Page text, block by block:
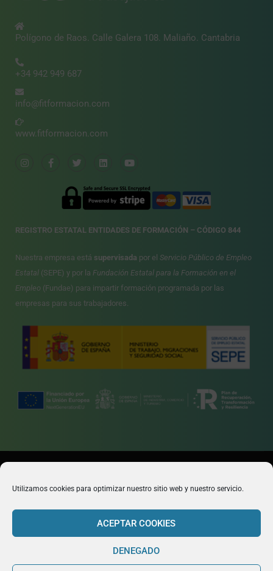
Utilizamos cookies para optimizar nuestro sitio web y nuestro servicio.
ACEPTAR COOKIES
DENEGADO
Polígono de Raos. Calle Galera 108. Maliaño. Cantabria
+34 942 949 687
info@fitformacion.com
www.fitformacion.com
REGISTRO ESTATAL ENTIDADES DE FORMACIÓN – CÓDIGO 844
Nuestra empresa está supervisada por el Servicio Público de Empleo
Estatal (SEPE) y por la Fundación Estatal para la Formación en el
Empleo (Fundae) para impartir formación programada por las
empresas para sus trabajadores.
para empresas
Preguntas frecuentes sobre la formación bonificada
Trabaja con nosotros